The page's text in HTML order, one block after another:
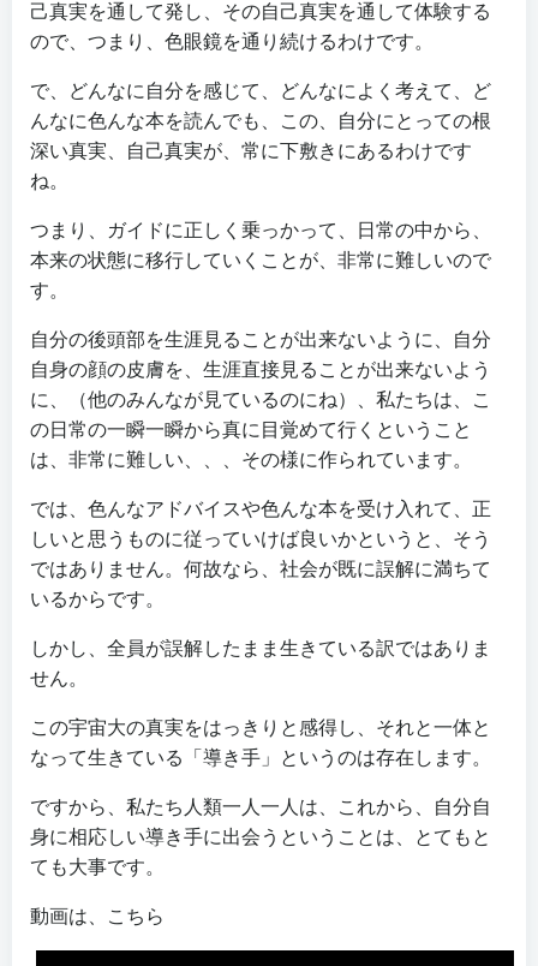
己真実を通して発し、その自己真実を通して体験する
ので、つまり、色眼鏡を通り続けるわけです。
で、どんなに自分を感じて、どんなによく考えて、ど
んなに色んな本を読んでも、この、自分にとっての根
深い真実、自己真実が、常に下敷きにあるわけです
ね。
つまり、ガイドに正しく乗っかって、日常の中から、
本来の状態に移行していくことが、非常に難しいので
す。
自分の後頭部を生涯見ることが出来ないように、自分
自身の顔の皮膚を、生涯直接見ることが出来ないよう
に、（他のみんなが見ているのにね）、私たちは、こ
の日常の一瞬一瞬から真に目覚めて行くということ
は、非常に難しい、、、その様に作られています。
では、色んなアドバイスや色んな本を受け入れて、正
しいと思うものに従っていけば良いかというと、そう
ではありません。何故なら、社会が既に誤解に満ちて
いるからです。
しかし、全員が誤解したまま生きている訳ではありま
せん。
この宇宙大の真実をはっきりと感得し、それと一体と
なって生きている「導き手」というのは存在します。
ですから、私たち人類一人一人は、これから、自分自
身に相応しい導き手に出会うということは、とてもと
ても大事です。
動画は、こちら